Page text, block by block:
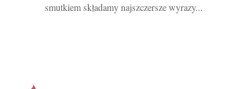
smutkiem składamy najszczersze wyrazy...